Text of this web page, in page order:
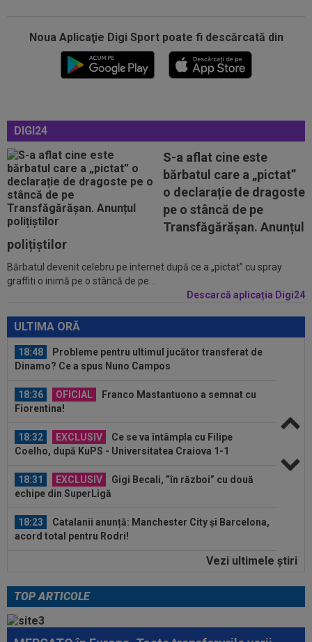
Noua Aplicaţie Digi Sport poate fi descărcată din
DIGI24
S-a aflat cine este
bărbatul care a „pictat”
o declarație de dragoste
pe o stâncă de pe
Transfăgărășan. Anunțul
polițiștilor
Bărbatul devenit celebru pe internet după ce a „pictat” cu spray
graffiti o inimă pe o stâncă de pe...
Descarcă aplicația Digi24
ULTIMA ORĂ
OFICIAL
Franco Mastantuono a semnat cu
18:31 EXCLUSIV
Gigi Becali, ”în război” cu două
echipe din SuperLigă
18:23
Catalanii anunță: Manchester City și Barcelona,
acord total pentru Rodri!
18:20
(P) O nouă etapă a gazdelor? Cum arată Cotele
Superbet pentru etapa #4
18:51 LIVE VIDEO&SCORE
Unirea Slobozia - Gloria
Bistrița 0-0, ACUM, DGS 1. Programul complet al
21:30, la DGS 1. Egalitate de puncte...
18:48
Probleme pentru ultimul jucător transferat de
Dinamo? Ce a spus Nuno Campos
18:36 OFICIAL
Franco Mastantuono a semnat cu
Fiorentina!
18:32 EXCLUSIV
Ce se va întâmpla cu Filipe
Coelho, după KuPS - Universitatea Craiova 1-1
18:31 EXCLUSIV
Gigi Becali, ”în război” cu două
echipe din SuperLigă
18:23
Catalanii anunță: Manchester City și Barcelona,
acord total pentru Rodri!
(P) O nouă etapă a gazdelor? Cum arată Cotele
18:51 LIVE VIDEO&SCORE
Unirea Slobozia - Gloria
Bistrița 0-0, ACUM, DGS 1. Programul complet al
Vezi ultimele ştiri
TOP ARTICOLE